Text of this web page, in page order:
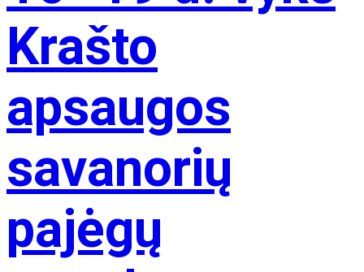
Krašto
apsaugos
savanorių
pajėgų